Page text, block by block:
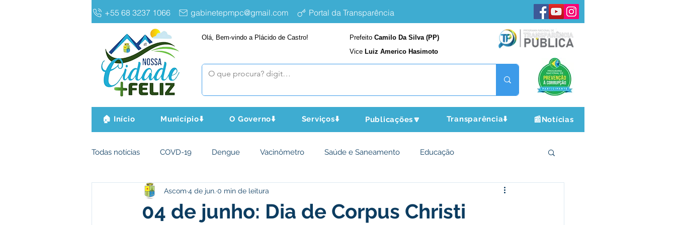
+55 68 3237 1066 gabinetepmpc@gmail.com Portal da Transparência
Olá, Bem-vindo a Plácido de Castro! Prefeito Camilo Da Silva (PP)
Vice Luiz Americo Hasimoto
🏠 Início Município⬇️ O Governo⬇️ Serviços⬇️ Publicações🔽 Transparência⬇️ 📰Notícias
Todas notícias COVD-19 Dengue Vacinômetro Saúde e Saneamento Educação
Infraestrutura e Obras Agricultura e Meio Ambiente
04 de junho: Dia de Corpus Christi
Ascom 4 de jun. 0 min de leitura